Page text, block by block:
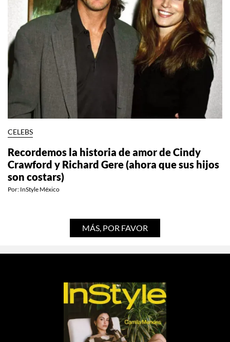
CELEBS
Recordemos la historia de amor de Cindy
Crawford y Richard Gere (ahora que sus hijos
son costars)
Por: InStyle México
MÁS, POR FAVOR